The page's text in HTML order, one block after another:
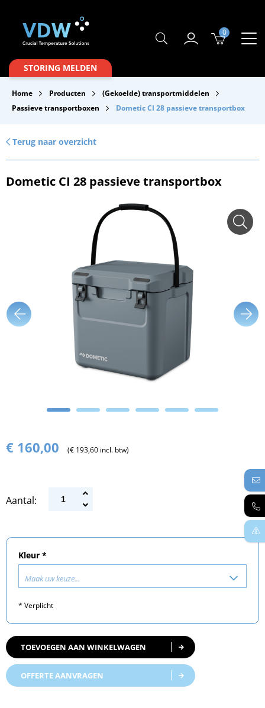
Producten
Branches
Merken
Contact
0
STORING MELDEN
Home Producten
(Gekoelde) transportmiddelen
Passieve transportboxen
Dometic CI 28 passieve transportbox
Terug naar overzicht
Dometic CI 28 passieve transportbox
€ 160,00 (€ 193,60 incl. btw)
Aantal:
Kleur *
Maak uw keuze...
* Verplicht
TOEVOEGEN AAN WINKELWAGEN
OFFERTE AANVRAGEN